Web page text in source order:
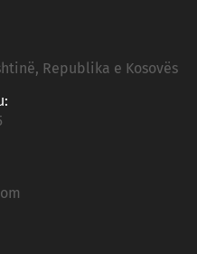
Republika e Kosovës